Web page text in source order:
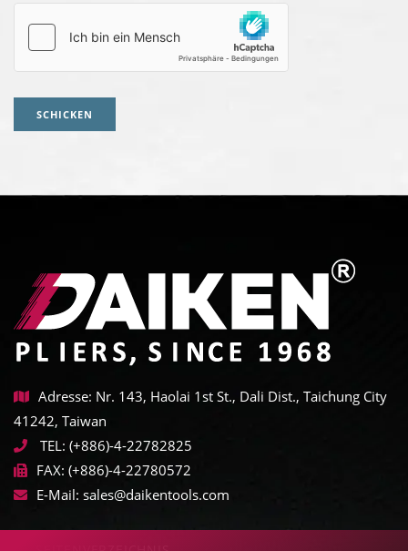
SCHICKEN
Adresse: Nr. 143, Haolai 1st St., Dali Dist., Taichung City
41242, Taiwan
TEL: (+886)-4-22782825
FAX: (+886)-4-22780572
E-Mail: sales@daikentools.com